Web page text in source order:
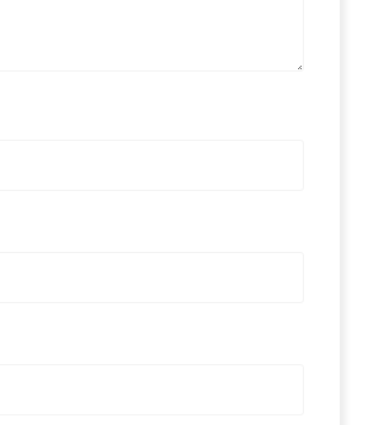
MUSIBLA #297: Bide, Boards Of Canada, Somak,